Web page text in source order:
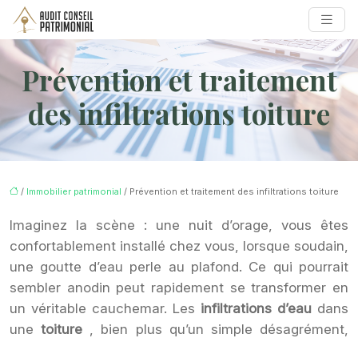
Prévention et traitement
des infiltrations toiture
/ Immobilier patrimonial / Prévention et traitement des infiltrations toiture
Imaginez la scène : une nuit d’orage, vous êtes
confortablement installé chez vous, lorsque soudain,
une goutte d’eau perle au plafond. Ce qui pourrait
sembler anodin peut rapidement se transformer en
un véritable cauchemar. Les infiltrations d’eau dans
unetoiture
, bien plus qu’un simple désagrément,